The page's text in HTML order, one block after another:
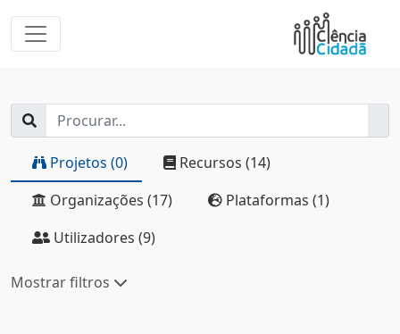
Projetos (0)
Recursos (14)
Organizações (17)
Plataformas (1)
Utilizadores (9)
Mostrar filtros